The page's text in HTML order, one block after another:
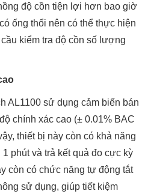
độ cồn tiện lợi hơn bao giờ
ống thổi nên có thể thực hiện
kiểm tra độ cồn số lượng
AL1100 sử dụng cảm biến bán
chính xác cao (± 0.01% BAC
thiết bị này còn có khả năng
phút và trả kết quả đo cực kỳ
còn có chức năng tự động tắt
sử dụng, giúp tiết kiệm